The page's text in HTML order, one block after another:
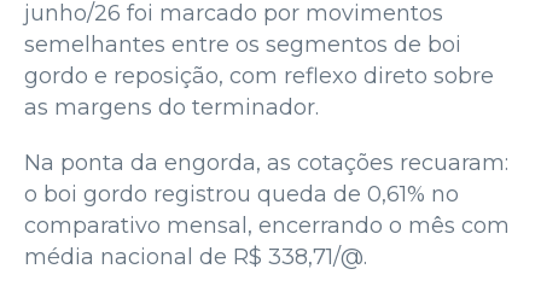
junho/26 foi marcado por movimentos
semelhantes entre os segmentos de boi
gordo e reposição, com reflexo direto sobre
as margens do terminador.
Na ponta da engorda, as cotações recuaram:
o boi gordo registrou queda de 0,61% no
comparativo mensal, encerrando o mês com
média nacional de R$ 338,71/@.